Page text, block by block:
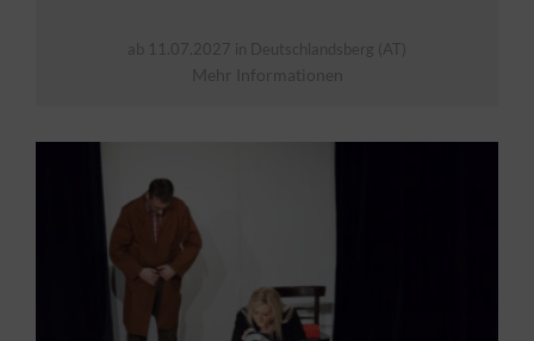
ab 11.07.2027 in Deutschlandsberg (AT)
Mehr Informationen